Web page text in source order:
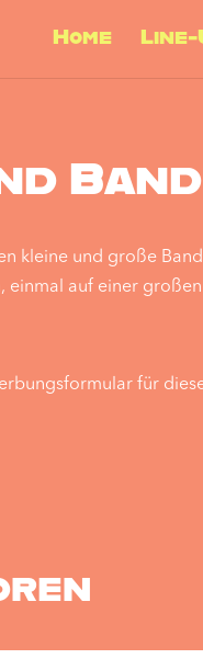
Home Line-
kleine und große
einmal auf einer
für